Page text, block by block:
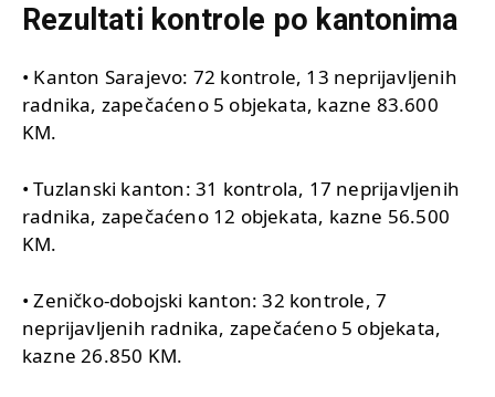
Rezultati kontrole po kantonima
• Kanton Sarajevo: 72 kontrole, 13 neprijavljenih
radnika, zapečaćeno 5 objekata, kazne 83.600
KM.
• Tuzlanski kanton: 31 kontrola, 17 neprijavljenih
radnika, zapečaćeno 12 objekata, kazne 56.500
KM.
• Zeničko-dobojski kanton: 32 kontrole, 7
neprijavljenih radnika, zapečaćeno 5 objekata,
kazne 26.850 KM.